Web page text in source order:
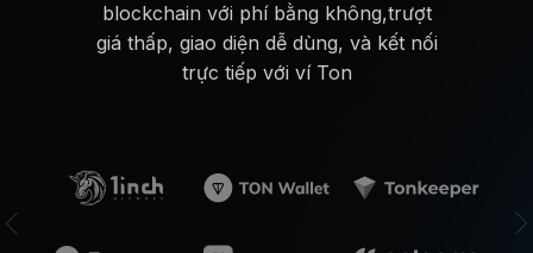
blockchain với phí bằng không,trượt
giá thấp, giao diện dễ dùng, và kết nối
trực tiếp với ví Ton